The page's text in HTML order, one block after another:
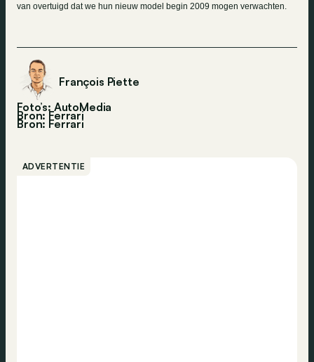
van overtuigd dat we hun nieuw model begin 2009 mogen verwachten.
François Piette
Foto’s: AutoMedia
Bron: Ferrari
Bron: Ferrari
ADVERTENTIE